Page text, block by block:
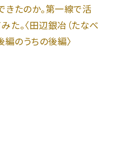
きたのか。第一線で活
。〈田辺銀冶（たなべ
のうちの後編〉